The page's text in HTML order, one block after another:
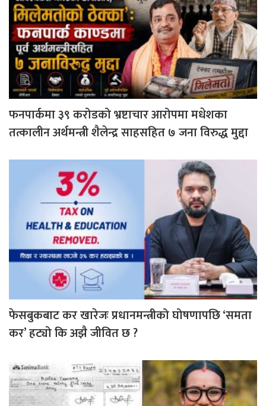
फनपार्कमा ३९ करोडको भ्रष्टाचार आरोपमा मधेशका
तत्कालीन अर्थमन्त्री शैलेन्द्र साहसहित ७ जना विरुद्ध मुद्दा
फेसबुकबाट कर खारेजः प्रधानमन्त्रीको घोषणापछि ‘समता
कर’ हट्यो कि अझै जीवित छ ?